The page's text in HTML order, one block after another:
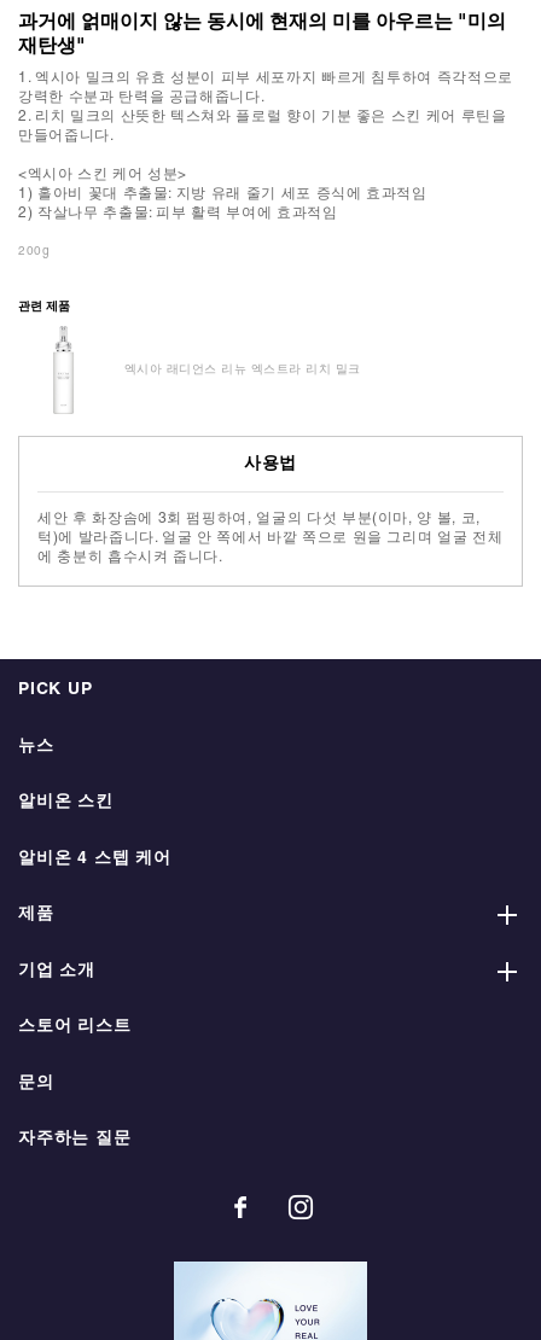
과거에 얽매이지 않는 동시에 현재의 미를 아우르는 "미의
재탄생"
1. 엑시아 밀크의 유효 성분이 피부 세포까지 빠르게 침투하여 즉각적으로
강력한 수분과 탄력을 공급해줍니다.
2. 리치 밀크의 산뜻한 텍스쳐와 플로럴 향이 기분 좋은 스킨 케어 루틴을
만들어줍니다.
<엑시아 스킨 케어 성분>
1) 홀아비 꽃대 추출물: 지방 유래 줄기 세포 증식에 효과적임
2) 작살나무 추출물: 피부 활력 부여에 효과적임
200g
관련 제품
엑시아 래디언스 리뉴 엑스트라 리치 밀크
사용법
세안 후 화장솜에 3회 펌핑하여, 얼굴의 다섯 부분(이마, 양 볼, 코,
턱)에 발라줍니다. 얼굴 안 쪽에서 바깥 쪽으로 원을 그리며 얼굴 전체
에 충분히 흡수시켜 줍니다.
PICK UP
뉴스
알비온 스킨
알비온 4 스텝 케어
제품
기업 소개
스토어 리스트
문의
자주하는 질문